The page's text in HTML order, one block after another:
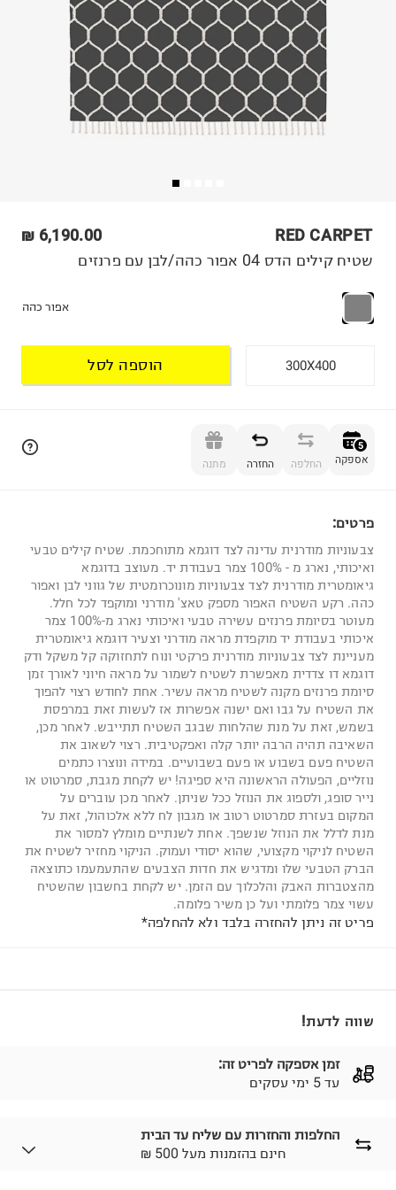
RED CARPET
6,190.00 ₪
שטיח קילים הדס 04 אפור כהה/לבן עם פרנזים
אפור כהה
300X400 הוספה לסל
5
אספקה החלפה החזרה מתנה
פרטים:
צבעוניות מודרנית עדינה לצד דוגמא מתוחכמת. שטיח קילים טבעי
ואיכותי, נארג מ - 100% צמר בעבודת יד. מעוצב בדוגמא
גיאומטרית מודרנית לצד צבעוניות מונוכרומטית של גווני לבן ואפור
כהה. רקע השטיח האפור מספק טאצ' מודרני ומוקפד לכל חלל.
מעוטר בסיומת פרנזים עשירה טבעי ואיכותי נארג מ-100% צמר
איכותי בעבודת יד מוקפדת מראה מודרני וצעיר דוגמא גיאומטרית
מעניינת לצד צבעוניות מודרנית פרקטי ונוח לתחזוקה קל משקל ודק
דוגמא דו צדדית מאפשרת לשטיח לשמור על מראה חיוני לאורך זמן
סיומת פרנזים ​מקנה לשטיח מראה עשיר. אחת לחודש רצוי להפוך
את השטיח על גבו ואם ישנה אפשרות אז לעשות זאת במרפסת
בשמש, זאת על מנת שהלחות שבגב השטיח תתייבש. לאחר מכן,
השאיבה תהיה הרבה יותר קלה ואפקטיבית. רצוי לשאוב את
השטיח פעם בשבוע או פעם בשבועיים. במידה ונוצרו כתמים
נוזליים, הפעולה הראשונה היא ספיגה! יש לקחת מגבת, סמרטוט או
נייר סופג, ולספוג את הנוזל ככל שניתן. לאחר מכן עוברים על
המקום בעזרת סמרטוט רטוב או מגבון לח ללא אלכוהול, זאת על
מנת לדלל את הנוזל שנשפך. אחת לשנתיים מומלץ למסור את
השטיח לניקוי מקצועי, שהוא יסודי ועמוק. הניקוי מחזיר לשטיח את
הברק הטבעי שלו ומדגיש את חדות הצבעים שהתעמעמו כתוצאה
מהצטברות האבק והלכלוך עם הזמן. יש לקחת בחשבון שהשטיח
עשוי צמר פלומתי ועל כן משיר פלומה.
פריט זה ניתן להחזרה בלבד ולא להחלפה*
שווה לדעת!
זמן אספקה לפריט זה:
עד 5 ימי עסקים
החלפות והחזרות עם שליח עד הבית
₪ חינם בהזמנות מעל 500